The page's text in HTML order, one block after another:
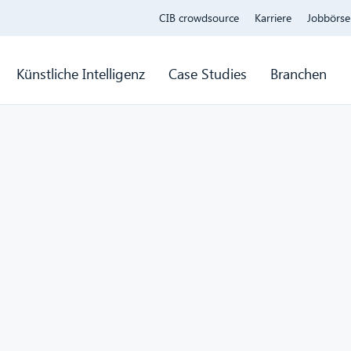
CIB crowdsource Karriere Jobbörse
Künstliche Intelligenz Case Studies Branchen